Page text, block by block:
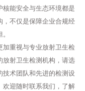
能安全与生态环境都是
，不仅是保障企业合规经
加重视与专业放射卫生检
放射卫生检测机构，请选
技术团队和先进的检测设
欢迎随时联系我们，了解